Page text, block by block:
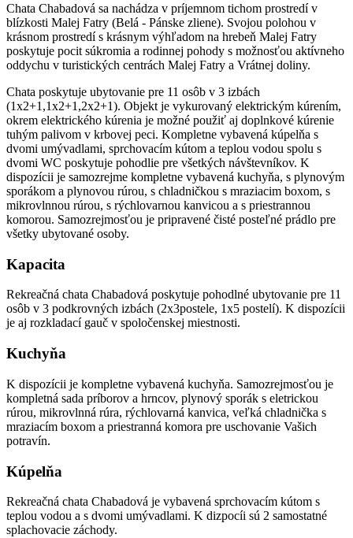
Chata Chabadová sa nachádza v príjemnom tichom prostredí v
blízkosti Malej Fatry (Belá - Pánske zliene). Svojou polohou v
krásnom prostredí s krásnym výhľadom na hrebeň Malej Fatry
poskytuje pocit súkromia a rodinnej pohody s možnosťou aktívneho
oddychu v turistických centrách Malej Fatry a Vrátnej doliny.
Chata poskytuje ubytovanie pre 11 osôb v 3 izbách
(1x2+1,1x2+1,2x2+1). Objekt je vykurovaný elektrickým kúrením,
okrem elektrického kúrenia je možné použiť aj doplnkové kúrenie
tuhým palivom v krbovej peci. Kompletne vybavená kúpelňa s
dvomi umývadlami, sprchovacím kútom a teplou vodou spolu s
dvomi WC poskytuje pohodlie pre všetkých návštevníkov. K
dispozícii je samozrejme kompletne vybavená kuchyňa, s plynovým
sporákom a plynovou rúrou, s chladničkou s mraziacim boxom, s
mikrovlnnou rúrou, s rýchlovarnou kanvicou a s priestrannou
komorou. Samozrejmosťou je pripravené čisté posteľné prádlo pre
všetky ubytované osoby.
Kapacita
Rekreačná chata Chabadová poskytuje pohodlné ubytovanie pre 11
osôb v 3 podkrovných izbách (2x3postele, 1x5 postelí). K dispozícii
je aj rozkladací gauč v spoločenskej miestnosti.
Kuchyňa
K dispozícii je kompletne vybavená kuchyňa. Samozrejmosťou je
kompletná sada príborov a hrncov, plynový sporák s eletrickou
rúrou, mikrovlnná rúra, rýchlovarná kanvica, veľká chladnička s
mraziacím boxom a priestranná komora pre uschovanie Vašich
potravín.
Kúpelňa
Rekreačná chata Chabadová je vybavená sprchovacím kútom s
teplou vodou a s dvomi umývadlami. K dizpocíi sú 2 samostatné
splachovacie záchody.